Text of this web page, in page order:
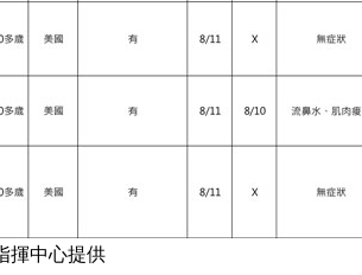
揮中心提供